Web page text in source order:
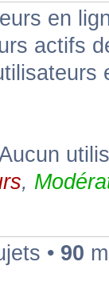
en
actifs
,
• 90